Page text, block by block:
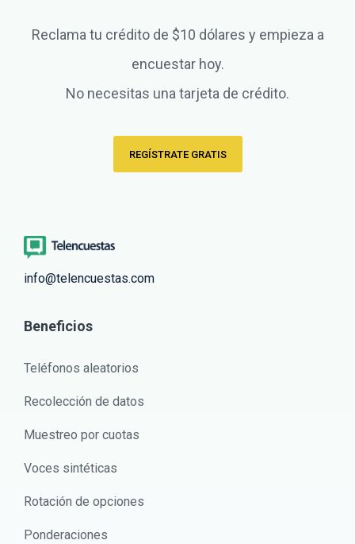
Reclama tu crédito de $10 dólares y empieza a
encuestar hoy.
No necesitas una tarjeta de crédito.
REGÍSTRATE GRATIS
info@telencuestas.com
Beneficios
Teléfonos aleatorios
Recolección de datos
Muestreo por cuotas
Voces sintéticas
Rotación de opciones
Ponderaciones